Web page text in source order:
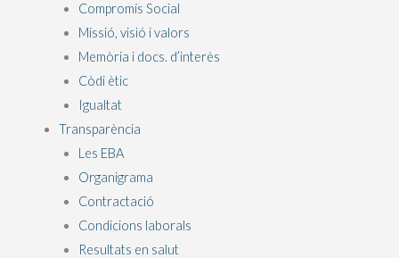
Compromís Social
Missió, visió i valors
Memòria i docs. d’interès
Còdi ètic
Igualtat
Transparència
Les EBA
Organigrama
Contractació
Condicions laborals
Resultats en salut